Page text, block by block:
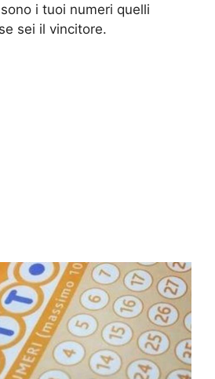
i tuoi numeri quelli
sei il vincitore.